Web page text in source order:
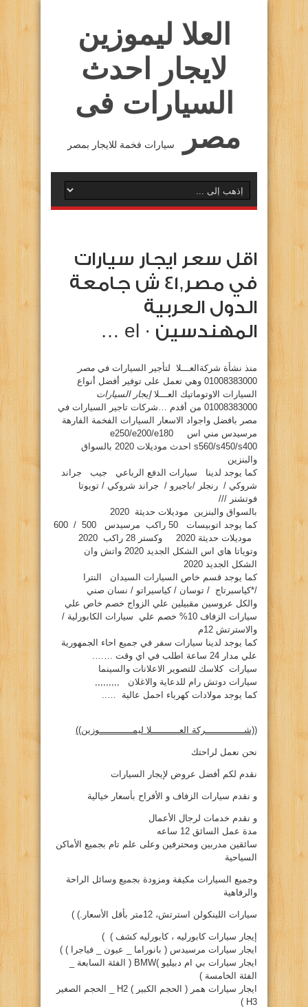
العلا ليموزين
لايجار احدث
السيارات فى
مصر
سيارات فخمة للايجار بمصر
اقل سعر ايجار سيارات
في مصر,41 ش جامعة
الدول العربية
المهندسين · el …
منذ نشأة شركةالعـــلا لتأجير السيارات في مصر
01008383000 وهي تعمل على توفير أفضل أنواع
السيارات الاوتوماتيك العـــلاإيجار السيارات
01008383000 من أقدم …شركات تاجير السيارات في
مصر بافضل واجواد الاسعار السيارات الفخمة الفارهة
مرسيدس مني اس e250/e200/e180
s560/s450/s400 احدث موديلات 2020 بالسواق
والبنزين
كما يوجد لدينا سيارات الدفع الرباعي جيب جراند
شروكي / رنجلر /باجيرو / جراند شروكي / تويوتا
فوتشنر ///
بالسواق والبنزين موديلات حديثة 2020
موديلات حديثة 2020 وكستر 28 راكب 2020
وتوياتا هاي اس الشكل الجديد 2020 واتش وان
الشكل الجديد 2020
كما يوجد قسم خاص السيارات السيدان النترا
/*كياسبرتاج / توسان / كياسيراتو / نسان صني
والكل عروسين مقبيلين علي الزواج خصم خاص علي
سيارات الزفاف 10% خصم علي سيارات الكابورلية /
والاسترتش 12م
كما يوجد لدينا سيارات سفر في جميع احاء الجمهورية
علي مدار 24 ساعة اطلب في اي وقت …….
سيارات كلاسك للتصوير الاعلانات والسينما
سيارات دوتش رام للدعاية والاغلان ,,,,,,,,,
كما يوجد مولادات كهرباء احمل عالية …..
((شــــــــــــــركة العــــــــــلا ليمــــــــــــوزين))
نحن نعمل لراحتك
نقدم لكم أفضل عروض لإيجار السيارات
و نقدم سيارات الزفاف و الأفراح بأسعار خيالية
و نقدم خدمات لرجال الأعمال
مدة عمل السائق 12 ساعه
سائقين مدربين ومحترفين وعلى علم تام بجميع الأماكن
السياحية
وجميع السيارات مكيفة ومزودة بجميع وسائل الراحة
والرفاهية
سيارات اللينكولن استرتش، 12متر بأقل الأسعار.) )
إيجار سيارات كابورليه ، كابورليه كشف ) )
ايجار سيارات مرسيدس ( بانوراما _ عيون _ فياجرا ) )
ايجار سيارات بي ام دبيليو )BMW ( الفئة السابعة _
الفئة الخامسة )
ايجار سيارات همر ( الحجم الكبير ) H2 _ الحجم الصغير
H3 )